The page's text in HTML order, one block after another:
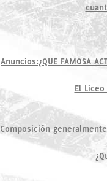
Anuncios:¿QUE FAMOSA
El
Composición